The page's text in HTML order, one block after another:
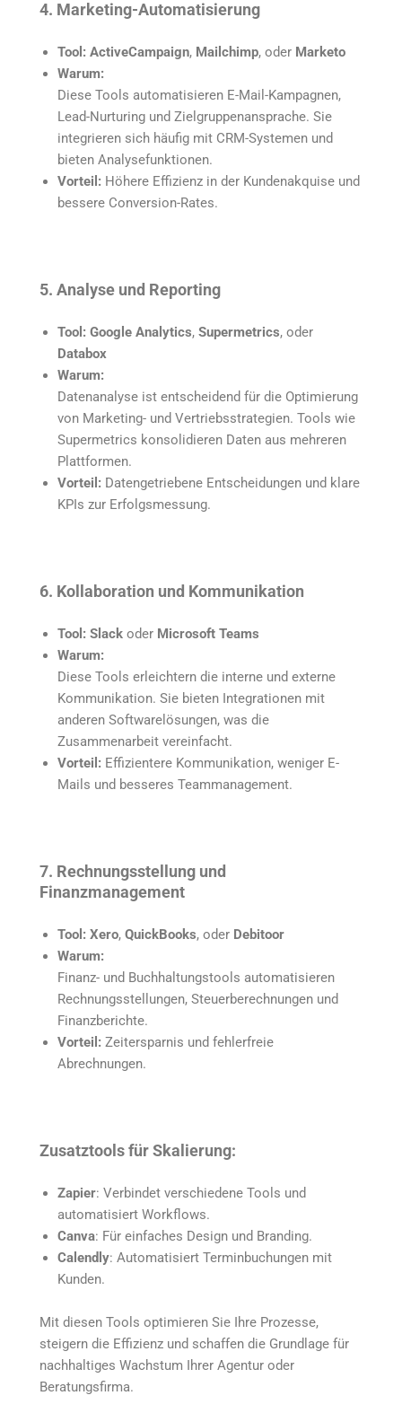
4. Marketing-Automatisierung
Tool: ActiveCampaign, Mailchimp, oder Marketo
Warum:
Diese Tools automatisieren E-Mail-Kampagnen,
Lead-Nurturing und Zielgruppenansprache. Sie
integrieren sich häufig mit CRM-Systemen und
bieten Analysefunktionen.
Vorteil: Höhere Effizienz in der Kundenakquise und
bessere Conversion-Rates.
5. Analyse und Reporting
Tool: Google Analytics,Supermetrics, oder
Databox
Warum:
Datenanalyse ist entscheidend für die Optimierung
von Marketing- und Vertriebsstrategien. Tools wie
Supermetrics konsolidieren Daten aus mehreren
Plattformen.
Vorteil: Datengetriebene Entscheidungen und klare
KPIs zur Erfolgsmessung.
6. Kollaboration und Kommunikation
Tool: Slack oder Microsoft Teams
Warum:
Diese Tools erleichtern die interne und externe
Kommunikation. Sie bieten Integrationen mit
anderen Softwarelösungen, was die
Zusammenarbeit vereinfacht.
Vorteil: Effizientere Kommunikation, weniger E-
Mails und besseres Teammanagement.
7. Rechnungsstellung und
Finanzmanagement
Tool: Xero,QuickBooks, oder Debitoor
Warum:
Finanz- und Buchhaltungstools automatisieren
Rechnungsstellungen, Steuerberechnungen und
Finanzberichte.
Vorteil: Zeitersparnis und fehlerfreie
Abrechnungen.
Zusatztools für Skalierung:
Zapier: Verbindet verschiedene Tools und
automatisiert Workflows.
Canva: Für einfaches Design und Branding.
Calendly: Automatisiert Terminbuchungen mit
Kunden.
Mit diesen Tools optimieren Sie Ihre Prozesse,
steigern die Effizienz und schaffen die Grundlage für
nachhaltiges Wachstum Ihrer Agentur oder
Beratungsfirma.